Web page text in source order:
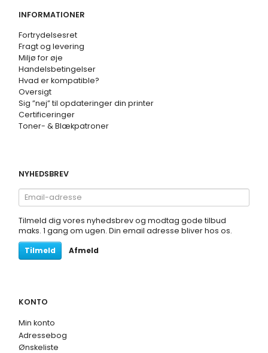
INFORMATIONER
Fortrydelsesret
Fragt og levering
Miljø for øje
Handelsbetingelser
Hvad er kompatible?
Oversigt
Sig ”nej” til opdateringer din printer
Certificeringer
Toner- & Blækpatroner
NYHEDSBREV
Email-
adresse
Tilmeld dig vores nyhedsbrev og modtag gode tilbud
maks. 1 gang om ugen. Din email adresse bliver hos os.
Tilmeld
Afmeld
KONTO
Min konto
Adressebog
Ønskeliste